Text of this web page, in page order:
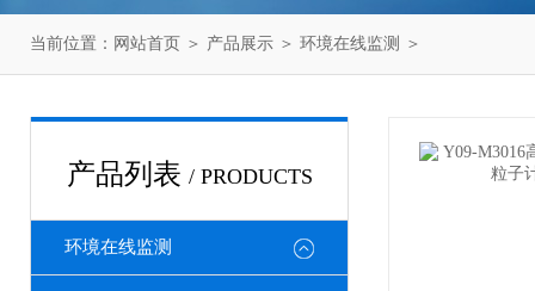
当前位置： 网站首页 ＞ 产品展示 ＞ 环境在线监测 ＞
产品列表 / PRODUCTS
环境在线监测